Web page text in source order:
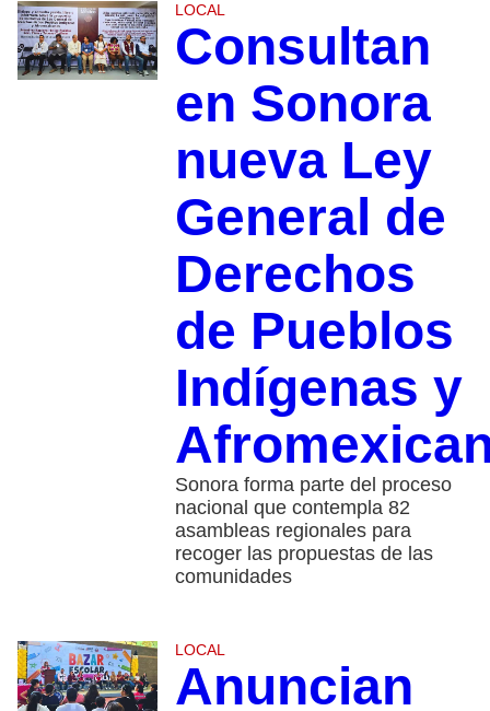
LOCAL
Consultan
en Sonora
nueva Ley
General de
Derechos
de Pueblos
Indígenas y
Sonora forma parte del proceso
nacional que contempla 82
asambleas regionales para
recoger las propuestas de las
comunidades
LOCAL
Anuncian